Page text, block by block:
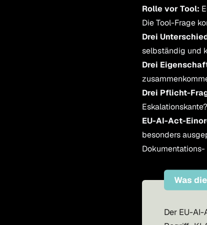
Rolle vor Tool:
Die Tool-Frage
Drei
selbständig und
Drei
Drei Pflicht-
EU-AI-Act-
besonders
Was
Der EU-